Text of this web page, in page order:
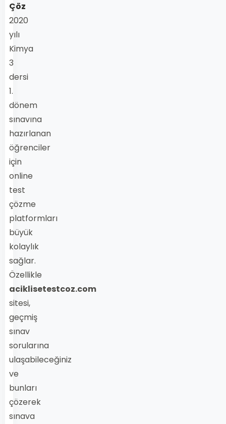
Çöz
2020
yılı
Kimya
3
dersi
1.
dönem
sınavına
hazırlanan
öğrenciler
için
online
test
çözme
platformları
büyük
kolaylık
sağlar.
Özellikle
aciklisetestcoz.com
sitesi,
geçmiş
sınav
sorularına
ulaşabileceğiniz
ve
bunları
çözerek
sınava